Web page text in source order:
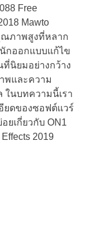
Free
Mawto
ณภาพสูงที่หลาก
กออกแบบแก้ไข
ที่นิยมอย่างกว้าง
พและความ
ในบทความนี้เรา
ยดของซอฟต์แวร์
ยเกี่ยวกับ ON1
2019